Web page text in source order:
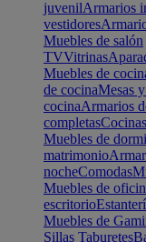
juvenilArmarios
vestidores
Muebles de salón
TVVitrinas
Muebles de
de cocinaMesas
cocinaArmarios
completas
Muebles de
matrimonio
nocheComodas
Muebles de
escritorio
Muebles de
Sillas Taburetes